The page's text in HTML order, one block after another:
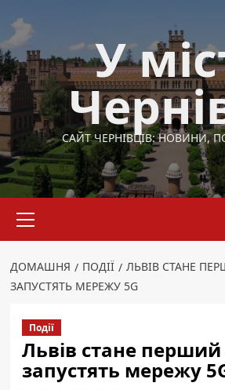
до
вмісту
У
САЙТ ЧЕРНІВЦІВ: НОВИНИ,
меню
ДОМАШНЯ ПОДІЇ
ЛЬВІВ СТАНЕ
ЗАПУСТЯТЬ МЕРЕЖУ 5G
Події
Львів стане перший
запустять мережу